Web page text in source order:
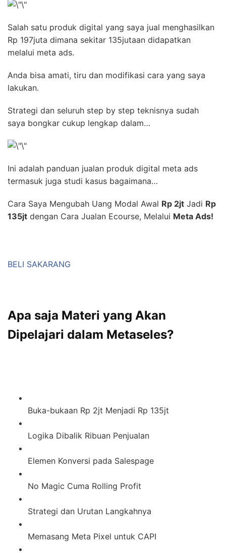
Salah satu produk digital yang saya jual menghasilkan
Rp 197juta dimana sekitar 135jutaan didapatkan
melalui meta ads.
Anda bisa amati, tiru dan modifikasi cara yang saya
lakukan.
Strategi dan seluruh step by step teknisnya sudah
saya bongkar cukup lengkap dalam…
Ini adalah panduan jualan produk digital meta ads
termasuk juga studi kasus bagaimana…
Cara Saya Mengubah Uang Modal Awal Rp 2jt Jadi Rp
135jt dengan Cara Jualan Ecourse, Melalui Meta Ads!
BELI SAKARANG
Apa saja Materi yang Akan
Dipelajari dalam Metaseles?
Buka-bukaan Rp 2jt Menjadi Rp 135jt
Logika Dibalik Ribuan Penjualan
Elemen Konversi pada Salespage
No Magic Cuma Rolling Profit
Strategi dan Urutan Langkahnya
Memasang Meta Pixel untuk CAPI